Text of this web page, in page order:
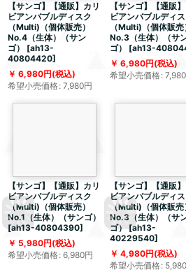
【サンゴ】【通販】カリ
ビアンバブルディスク
（Multi)（個体販売）
No.4（生体）（サン
ゴ）
[ah13-
40804420]
6,980円(税込)
希望小売価格: 7,980円
【サンゴ】【通販
ビアンバブルディ
（Multi)（個体販売
No.3（生体）（サ
ゴ）
[ah13-
6,980円(税込)
希望小売価格: 7,980
【サンゴ】【通販】カリ
ビアンバブルディスク
（Multi)（個体販売）
No.1（生体）（サンゴ）
[ah13-40804390]
5,980円(税込)
希望小売価格: 6,980円
【サンゴ】【通販
ビアンバブルディ
（Multi)（個体販売
No.3（生体）（サ
ゴ） [ah13-
40229540]
4,980円(税込)
希望小売価格: 5,980